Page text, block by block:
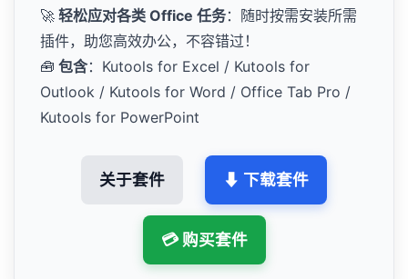
🚀 轻松应对各类 Office 任务：随时按需安装所需
插件，助您高效办公，不容错过！
🧰 包含：Kutools for Excel / Kutools for
Outlook / Kutools for Word / Office Tab Pro /
Kutools for PowerPoint
关于套件 ⬇ 下载套件
💳 购买套件